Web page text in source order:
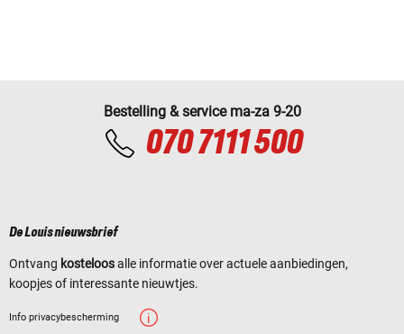
Bestelling & service ma-za 9-20
070 7111 500
De Louis nieuwsbrief
Ontvang kosteloosalle informatie over actuele aanbiedingen,
koopjes of interessante nieuwtjes.
Info privacybescherming